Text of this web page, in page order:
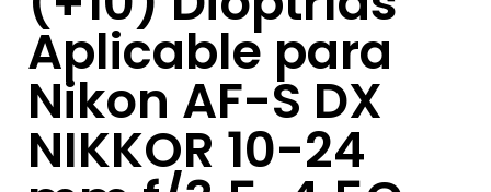
Aplicable para
Nikon AF-S DX
NIKKOR 10-24